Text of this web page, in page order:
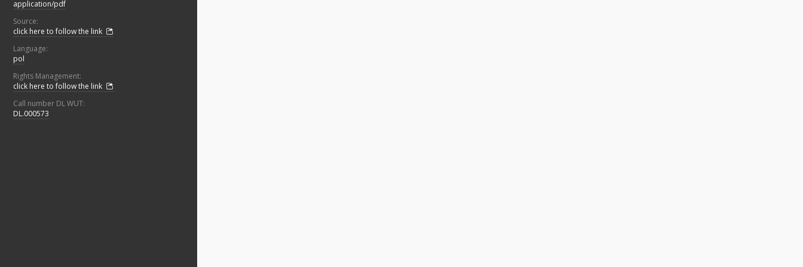
application/pdf
Source:
click here to follow the link
Language:
pol
Rights Management:
click here to follow the link
Call number DL WUT:
DL.000573